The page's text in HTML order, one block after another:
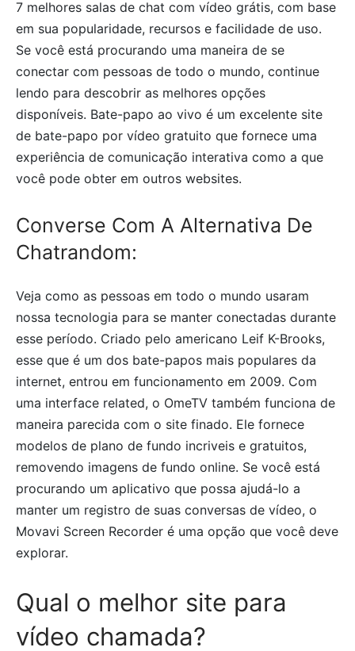
7 melhores salas de chat com vídeo grátis, com base
em sua popularidade, recursos e facilidade de uso.
Se você está procurando uma maneira de se
conectar com pessoas de todo o mundo, continue
lendo para descobrir as melhores opções
disponíveis. Bate-papo ao vivo é um excelente site
de bate-papo por vídeo gratuito que fornece uma
experiência de comunicação interativa como a que
você pode obter em outros websites.
Converse Com A Alternativa De
Chatrandom:
Veja como as pessoas em todo o mundo usaram
nossa tecnologia para se manter conectadas durante
esse período. Criado pelo americano Leif K-Brooks,
esse que é um dos bate-papos mais populares da
internet, entrou em funcionamento em 2009. Com
uma interface related, o OmeTV também funciona de
maneira parecida com o site finado. Ele fornece
modelos de plano de fundo incriveis e gratuitos,
removendo imagens de fundo online. Se você está
procurando um aplicativo que possa ajudá-lo a
manter um registro de suas conversas de vídeo, o
Movavi Screen Recorder é uma opção que você deve
explorar.
Qual o melhor site para
vídeo chamada?